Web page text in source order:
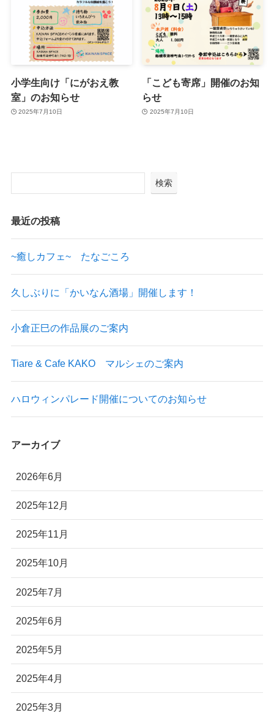
小学生向け「にがおえ教
室」のお知らせ
2025年7月10日
「こども寄席」開催のお知
らせ
2025年7月10日
検索
最近の投稿
~癒しカフェ~ たなごころ
久しぶりに「かいなん酒場」開催します！
小倉正巳の作品展のご案内
Tiare & Cafe KAKO マルシェのご案内
ハロウィンパレード開催についてのお知らせ
アーカイブ
2026年6月
2025年12月
2025年11月
2025年10月
2025年7月
2025年6月
2025年5月
2025年4月
2025年3月